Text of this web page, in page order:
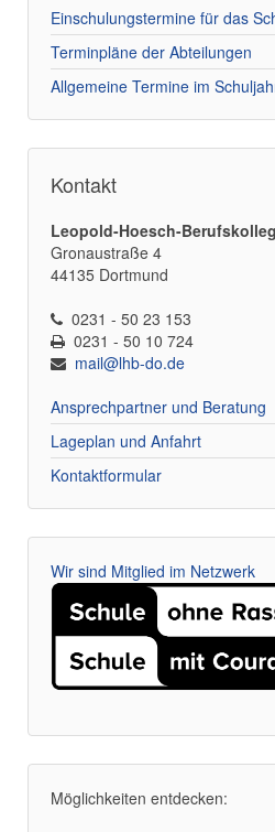
Einschulungstermine für das
Terminpläne der Abteilungen
Allgemeine Termine im
Kontakt
Leopold-Hoesch-Berufskolleg
Gronaustraße 4
44135 Dortmund
0231 - 50 23 153
0231 - 50 10 724
mail@lhb-do.de
Ansprechpartner und Beratung
Lageplan und Anfahrt
Kontaktformular
Wir sind Mitglied im Netzwerk
Möglichkeiten entdecken: